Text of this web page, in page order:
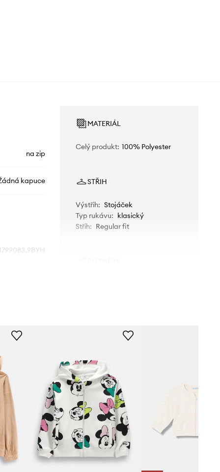
na zip
kapuce
1799083.9BYH
Columbia
MATERIÁL
Celý produkt: 100% Polyester
STŘIH
Výstřih: Stojáček
Typ rukávu: klasický
Střih: Regular fit